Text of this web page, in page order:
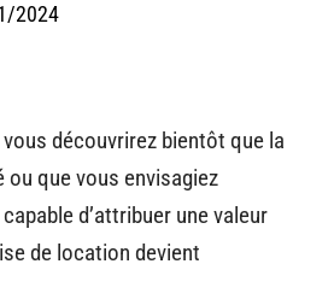
2024
découvrirez bientôt que la
que vous envisagiez
d’attribuer une valeur
de location devient